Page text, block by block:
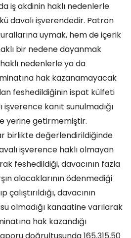
iş akdinin haklı nedenlerle
davalı işverendedir. Patron
uymak, hem de içerik
bir nedene dayanmak
nedenlerle ya da
hak kazanamayacak
feshedildiğinin ispat külfeti
kanıt sunulmadığı
yerine getirmemiştir.
birlikte değerlendirildiğinde
işverence haklı olmayan
feshedildiği, davacının fazla
alacaklarının ödenmediği
çalıştırıldığı, davacının
olmadığı kanaatine varılarak
hak kazandığı